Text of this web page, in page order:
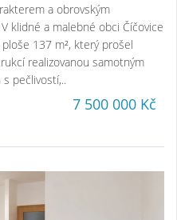
a obrovským
klidné a malebné obci Číčovice
137 m², který prošel
realizovanou samotným
pečlivostí,..
7 500 000 Kč